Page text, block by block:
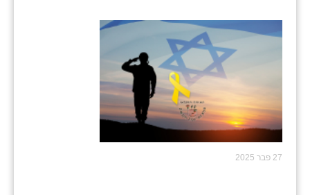
27 פבר 2025
ניר צבי
קורנית
קלחים